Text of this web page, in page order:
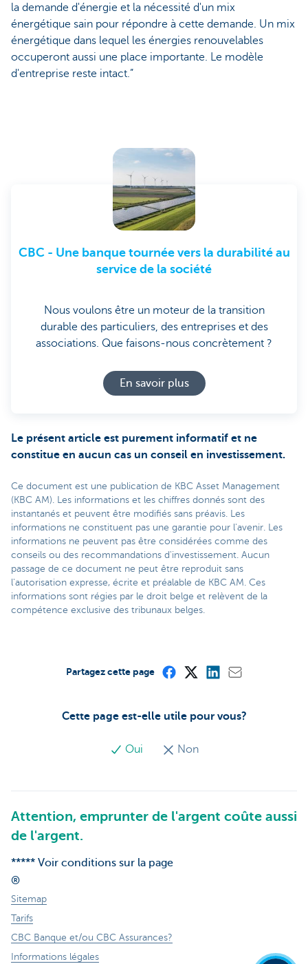
la demande d'énergie et la nécessité d'un mix
énergétique sain pour répondre à cette demande. Un mix
énergétique dans lequel les énergies renouvelables
occuperont aussi une place importante. Le modèle
d'entreprise reste intact.”
CBC - Une banque tournée vers la durabilité au
service de la société
Nous voulons être un moteur de la transition
durable des particuliers, des entreprises et des
associations. Que faisons-nous concrètement ?
En savoir plus
Le présent article est purement informatif et ne
constitue en aucun cas un conseil en investissement.
Ce document est une publication de KBC Asset Management
(KBC AM). Les informations et les chiffres donnés sont des
instantanés et peuvent être modifiés sans préavis. Les
informations ne constituent pas une garantie pour l'avenir. Les
informations ne peuvent pas être considérées comme des
conseils ou des recommandations d'investissement. Aucun
passage de ce document ne peut être reproduit sans
l'autorisation expresse, écrite et préalable de KBC AM. Ces
informations sont régies par le droit belge et relèvent de la
compétence exclusive des tribunaux belges.
Cette page est-elle utile pour vous?
Oui Non
Partagez cette page
Attention, emprunter de l'argent coûte aussi
de l'argent.
***** Voir conditions sur la page
®
Sitemap
Tarifs
CBC Banque et/ou CBC Assurances?
Informations légales